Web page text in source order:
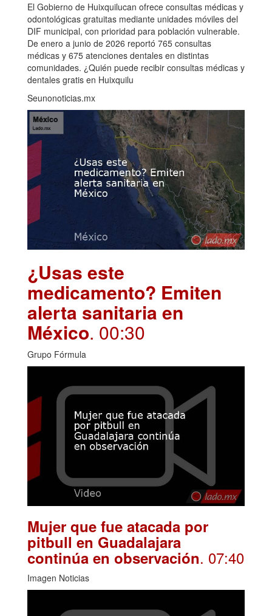
El Gobierno de Huixquilucan ofrece consultas médicas y
odontológicas gratuitas mediante unidades móviles del
DIF municipal, con prioridad para población vulnerable.
De enero a junio de 2026 reportó 765 consultas
médicas y 675 atenciones dentales en distintas
comunidades. ¿Quién puede recibir consultas médicas y
dentales gratis en Huixquilu
Seunonoticias.mx
¿Usas este
medicamento? Emiten
alerta sanitaria en
México. 00:30
Grupo Fórmula
Mujer que fue atacada por
pitbull en Guadalajara
continúa en observación. 07:40
Imagen Noticias